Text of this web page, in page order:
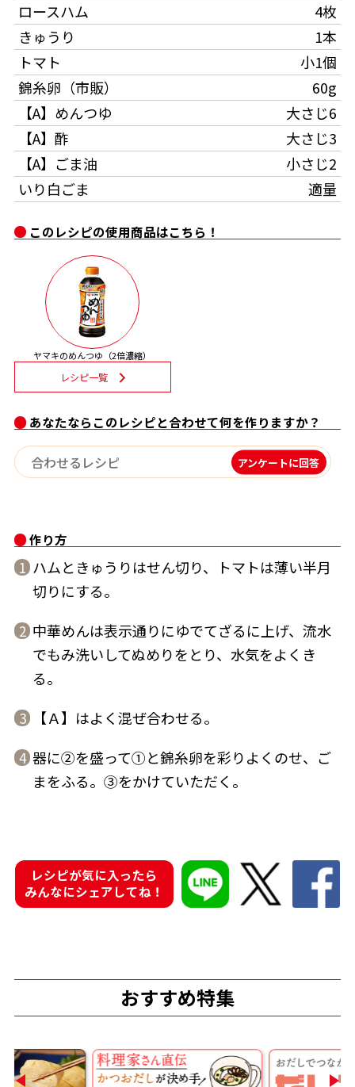
サッと鍋® 楽チン鍋®
楽チン屋®
だし粉
商品情報一覧
おすすめサイト
おいしいレシピを商品から探す
かつお節レシピ
めんつゆレシピ
割烹白だしレシピ
レシピ特設サイト
割烹白だしレシピ特集
だし巻き卵特集
かつおだしが決め手！簡単茶碗蒸し
かつお節・だしを楽しむ
だしコミュ
- ジョブリターン制
このレシピの使用商品はこちら！
ヤマキのめんつゆ（2倍濃縮）
レシピ一覧
あなたならこのレシピと合わせて何を作りますか？
アンケートに回答
作り方
1 ハムときゅうりはせん切り、トマトは薄い半月
切りにする。
2 中華めんは表示通りにゆでてざるに上げ、流水
でもみ洗いしてぬめりをとり、水気をよくき
る。
3 【Ａ】はよく混ぜ合わせる。
4 器に②を盛って①と錦糸卵を彩りよくのせ、ご
まをふる。③をかけていただく。
ロースハム
4枚
きゅうり
1本
トマト
小1個
錦糸卵（市販）
60g
【A】めんつゆ
大さじ6
【A】酢
大さじ3
【A】ごま油
小さじ2
いり白ごま
適量
レシピが気に入ったら
みんなにシェアしてね！
おすすめ特集